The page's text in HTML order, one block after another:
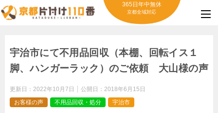
365日年中無休
京都全域対応
宇治市にて不用品回収（本棚、回転イス１
脚、ハンガーラック）のご依頼 大山様の声
更新日： 2022年10月7日 公開日： 2018年6月15日
お客様の声
不用品回収・処分 宇治市